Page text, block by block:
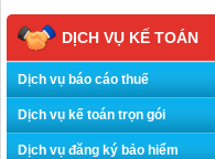
DỊCH VỤ KẾ TOÁN
Dịch vụ báo cáo thuế
Dịch vụ kế toán trọn gói
Dịch vụ đăng ký bảo hiểm